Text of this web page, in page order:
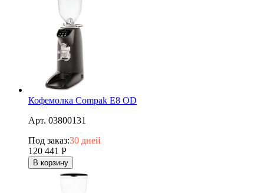
Кофемолка Compak E8 OD
Арт. 03800131
Под заказ:30 дней
120 441 Р
В корзину